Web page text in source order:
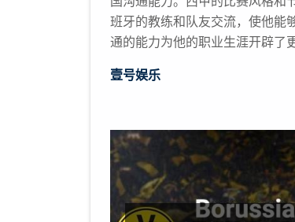
班牙的教练和队友交流，使他能
通的能力为他的职业生涯开辟了
壹号娱乐